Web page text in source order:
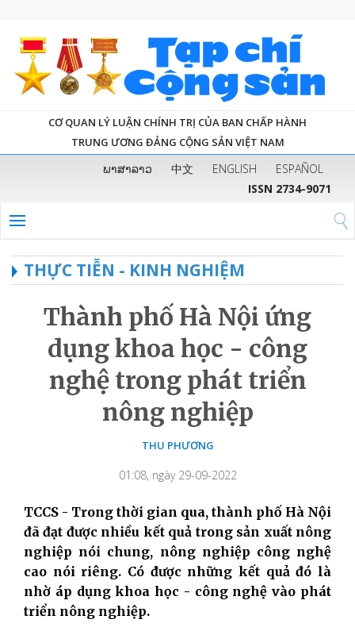
CƠ QUAN LÝ LUẬN CHÍNH TRỊ CỦA BAN CHẤP HÀNH
TRUNG ƯƠNG ĐẢNG CỘNG SẢN VIỆT NAM
ພາສາລາວ 中文 ENGLISH
ESPAÑOL
ISSN 2734-9071
THỰC TIỄN - KINH NGHIỆM
Thành phố Hà Nội ứng
dụng khoa học - công
nghệ trong phát triển
nông nghiệp
THU PHƯƠNG
01:08, ngày 29-09-2022
TCCS - Trong thời gian qua, thành phố Hà Nội
đã đạt được nhiều kết quả trong sản xuất nông
nghiệp nói chung, nông nghiệp công nghệ
cao nói riêng. Có được những kết quả đó là
nhờ áp dụng khoa học - công nghệ vào phát
triển nông nghiệp.